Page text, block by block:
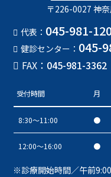
〒226-0027 神
代表： 045-981-
健診センター： 045-
FAX： 045-981-3362
受付時間 月
8:30〜11:00 ●
12:00〜16:00 ●
診療開始時間／午前